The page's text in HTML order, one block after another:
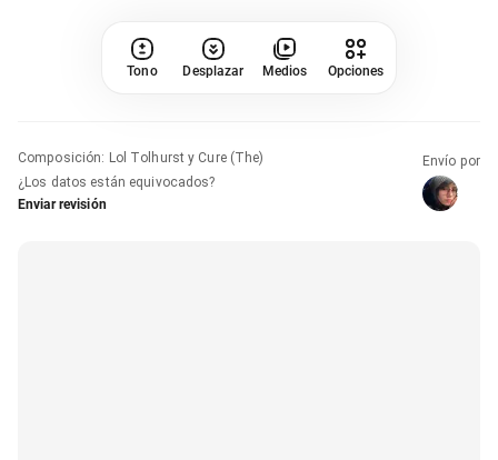
Tono Desplazar Medios Opciones
Composición: Lol Tolhurst y Cure (The)
¿Los datos están equivocados?
Enviar revisión
Envío por